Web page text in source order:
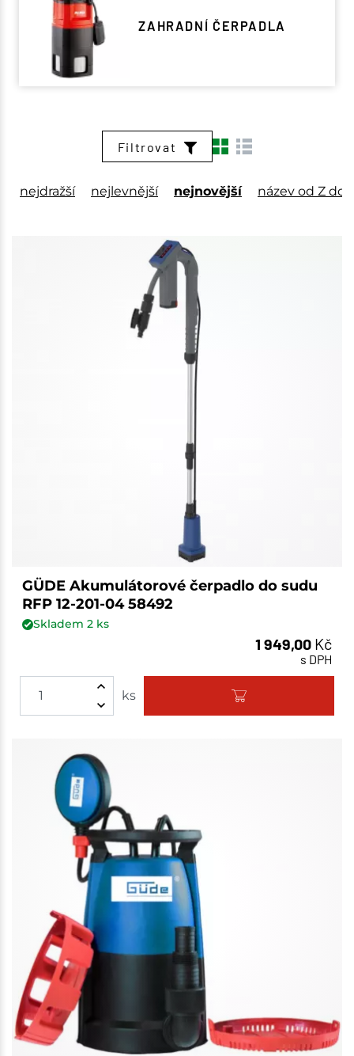
ZAHRADNÍ ČERPADLA
Filtrovat
nejdražší nejlevnější nejnovější název od Z do
GÜDE Akumulátorové čerpadlo do sudu
RFP 12-201-04 58492
Skladem 2ks
1 949,00 Kč
s DPH
ks